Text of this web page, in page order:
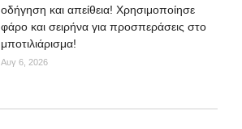
οδήγηση και απείθεια! Χρησιμοποίησε
φάρο και σειρήνα για προσπεράσεις στο
μποτιλιάρισμα!
Αυγ 6, 2026